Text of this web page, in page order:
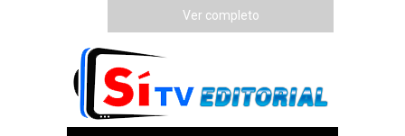
Ver completo